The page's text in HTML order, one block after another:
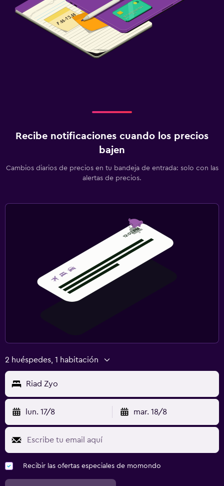
Recibe notificaciones cuando los precios
bajen
Cambios diarios de precios en tu bandeja de entrada: solo con las
alertas de precios.
2 huéspedes, 1 habitación
Riad Zyo
lun. 17/8 mar. 18/8
Recibir las ofertas especiales de momondo